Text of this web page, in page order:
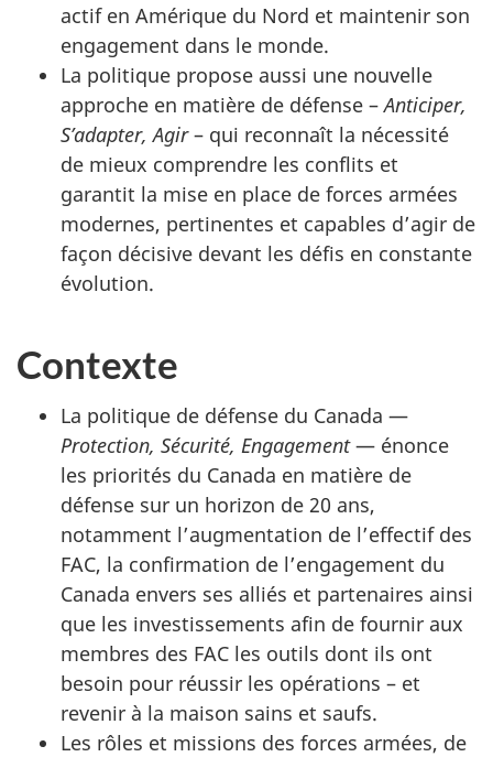
actif en Amérique du Nord et maintenir son
engagement dans le monde.
La politique propose aussi une nouvelle
approche en matière de défense –Anticiper,
S’adapter, Agir– qui reconnaît la nécessité
de mieux comprendre les conflits et
garantit la mise en place de forces armées
modernes, pertinentes et capables d’agir de
façon décisive devant les défis en constante
évolution.
Contexte
La politique de défense du Canada —
Protection, Sécurité, Engagement— énonce
les priorités du Canada en matière de
défense sur un horizon de 20 ans,
notamment l’augmentation de l’effectif des
FAC, la confirmation de l’engagement du
Canada envers ses alliés et partenaires ainsi
que les investissements afin de fournir aux
membres des FAC les outils dont ils ont
besoin pour réussir les opérations – et
revenir à la maison sains et saufs.
Les rôles et missions des forces armées, de